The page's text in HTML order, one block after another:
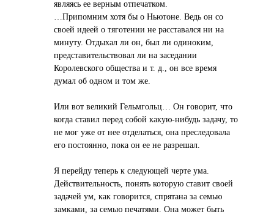
являясь ее верным отпечатком.
…Припомним хотя бы о Ньютоне. Ведь он со
своей идеей о тяготении не расставался ни на
минуту. Отдыхал ли он, был ли одиноким,
представительствовал ли на заседании
Королевского общества и т. д., он все время
думал об одном и том же.
Или вот великий Гельмгольц… Он говорит, что
когда ставил перед собой какую-нибудь задачу, то
не мог уже от нее отделаться, она преследовала
его постоянно, пока он ее не разрешал.
Я перейду теперь к следующей черте ума.
Действительность, понять которую ставит своей
задачей ум, как говорится, спрятана за семью
замками, за семью печатями. Она может быть